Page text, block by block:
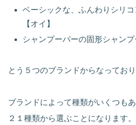
ベーシックな、ふんわりシリ
【オイ】
シャンプーバーの固形シャンプ
とう５つのブランドからなっており
ブランドによって種類がいくつも
２１種類から選ぶことになります